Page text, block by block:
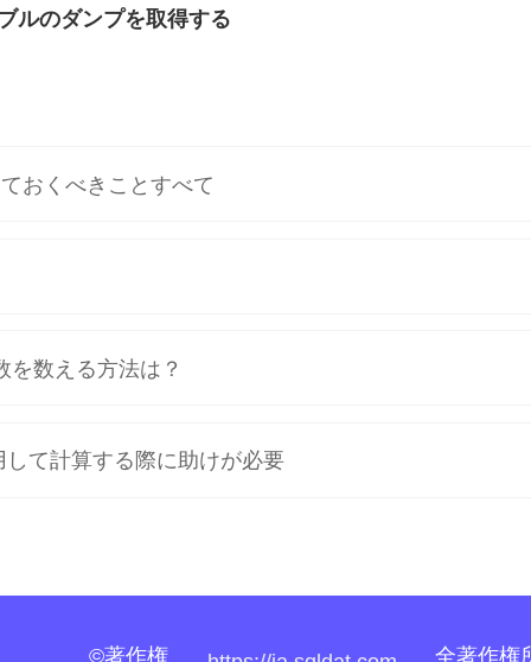
ルのダンプを取得する
おくべきことすべて
数える方法は？
て計算する際に助けが必要
©著作権 全著作権